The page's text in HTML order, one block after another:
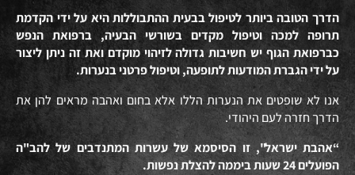
הדרך הטובה ביותר לטיפול בבעית ההתבוללות היא על ידי הקדמת
תרופה למכה וטיפול מקדים בשורשי הבעיה, ברפואת הנפש
כברפואת הגוף יש חשיבות גדולה לזיהוי מוקדם ואת זה ניתן ליצור
על ידי הגברת המודעות לתופעה, וטיפול פרטני בנערות.
אנו לא שופטים את הנערות הללו אלא בחום ואהבה מראים להן את
הדרך חזרה לעם היהודי.
“אהבת ישראל", זו הסיסמא של עשרות המתנדבים של להב"ה
הפועלים 24 שעות ביממה להצלת נפשות.